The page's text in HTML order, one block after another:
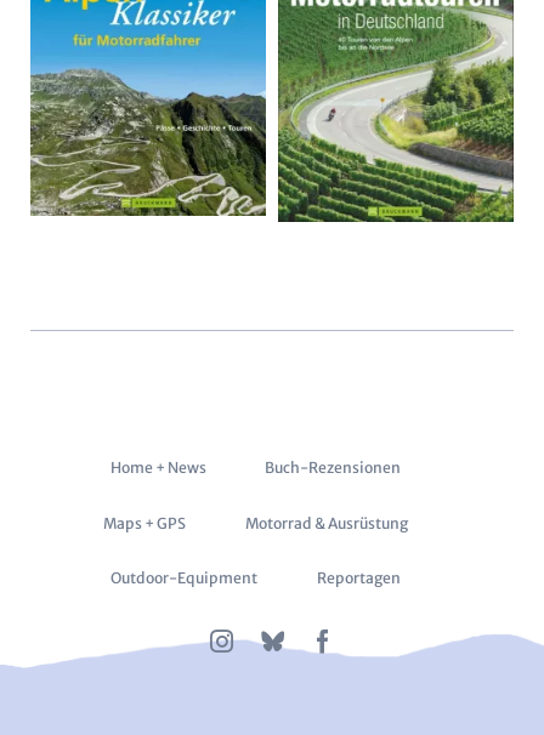
Navigation
Home + News Buch-Rezensionen
Maps + GPS Motorrad & Ausrüstung
Outdoor-Equipment Reportagen